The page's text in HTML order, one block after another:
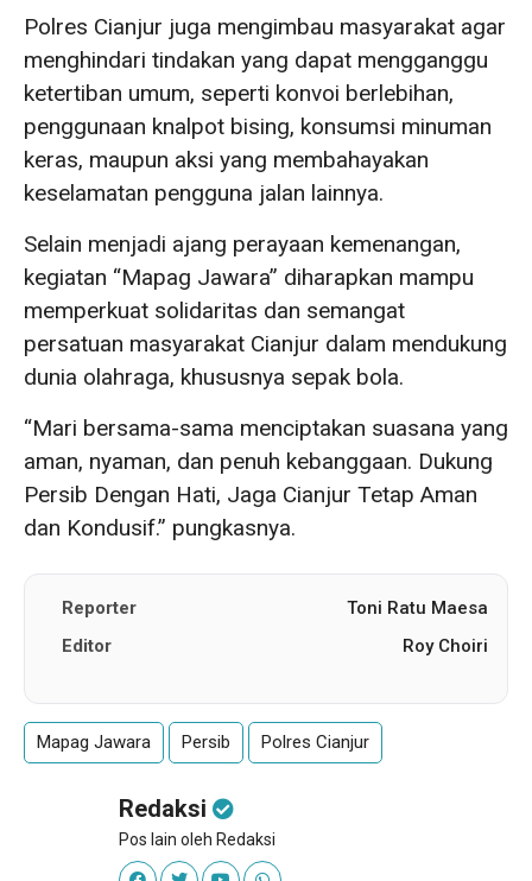
Polres Cianjur juga mengimbau masyarakat agar
menghindari tindakan yang dapat mengganggu
ketertiban umum, seperti konvoi berlebihan,
penggunaan knalpot bising, konsumsi minuman
keras, maupun aksi yang membahayakan
keselamatan pengguna jalan lainnya.
Selain menjadi ajang perayaan kemenangan,
kegiatan “Mapag Jawara” diharapkan mampu
memperkuat solidaritas dan semangat
persatuan masyarakat Cianjur dalam mendukung
dunia olahraga, khususnya sepak bola.
“Mari bersama-sama menciptakan suasana yang
aman, nyaman, dan penuh kebanggaan. Dukung
Persib Dengan Hati, Jaga Cianjur Tetap Aman
dan Kondusif.” pungkasnya.
Reporter
Toni Ratu Maesa
Editor
Roy Choiri
Mapag Jawara Persib Polres Cianjur
Redaksi
Pos lain oleh Redaksi